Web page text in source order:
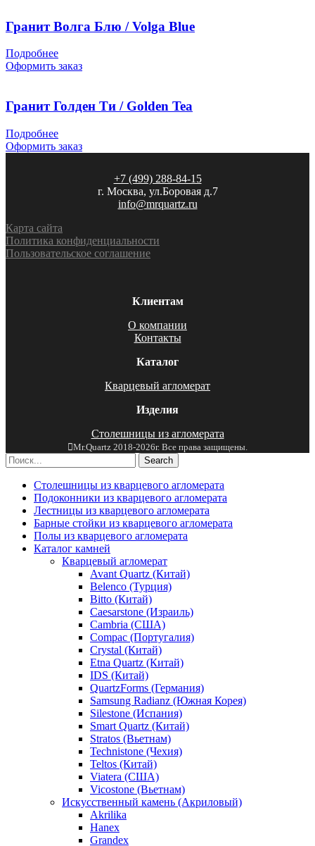
Гранит Волга Блю / Volga Blue
Подробнее
Оформить заказ
Гранит Голден Ти / Golden Tea
Подробнее
Оформить заказ
+7 (499) 288-84-15
г. Москва, ул.Боровая д.7
info@mrquartz.ru
Карта сайта
Политика конфиденциальности
Пользовательское соглашение
Клиентам
О компании
Контакты
Каталог
Кварцевый агломерат
Изделия
Столешницы из агломерата
Mr.Quartz 2018-2026г. Все права защищены.
Search
Столешницы из кварцевого агломерата
Подоконники из кварцевого агломерата
Лестницы из кварцевого агломерата
Барные стойки из кварцевого агломерата
Полы из кварцевого агломерата
Каталог камней
Кварцевый агломерат
Avant Quartz (Китай)
Belenco (Турция)
Bitto (Китай)
Caesarstone (Израиль)
Cambria (США)
Compac (Португалия)
Crystal (Китай)
Etna Quartz (Китай)
IDS (Китай)
QuartzForms (Германия)
Samsung Radianz (Южная Корея)
Silestone (Испания)
Smart Quartz (Китай)
Stratos (Вьетнам)
Technistone (Чехия)
Teltos (Китай)
Viatera (США)
Vicostone (Вьетнам)
Искусственный камень (Акриловый)
Akrilika
Hanex
Grandex